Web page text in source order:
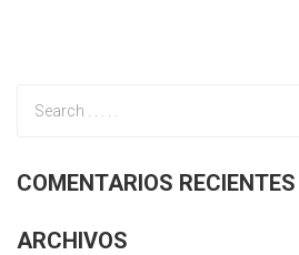
COMENTARIOS RECIENTES
ARCHIVOS